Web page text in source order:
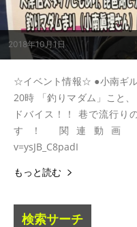
2018年10月1日
☆イベント情報☆ ●小南ギ
20時 「釣りマダム」こと
ドバイス！！ 巷で流行り
す！ 関連動画
v=ysJB_C8padI
もっと読む
検索サーチ